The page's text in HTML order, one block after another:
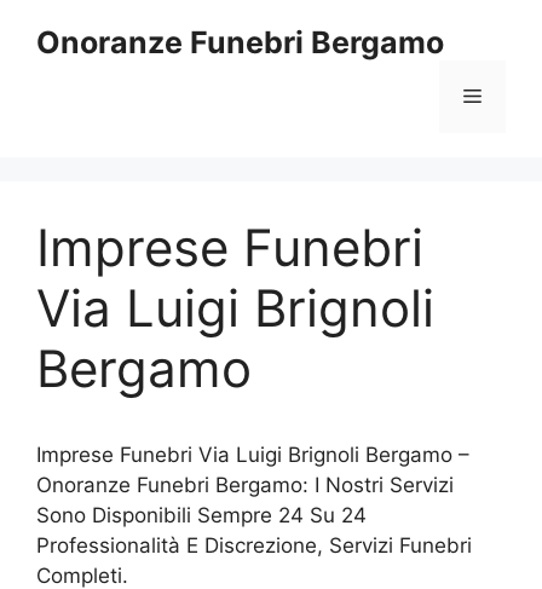
Onoranze Funebri Bergamo
Menu
Imprese Funebri
Via Luigi Brignoli
Bergamo
Imprese Funebri Via Luigi Brignoli Bergamo –
Onoranze Funebri Bergamo: I Nostri Servizi
Sono Disponibili Sempre 24 Su 24
Professionalità E Discrezione, Servizi Funebri
Completi.